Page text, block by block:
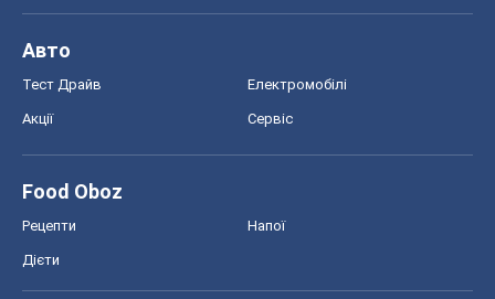
Авто
Тест Драйв Електромобілі
Акції Сервіс
Food Oboz
Рецепти Напої
Дієти